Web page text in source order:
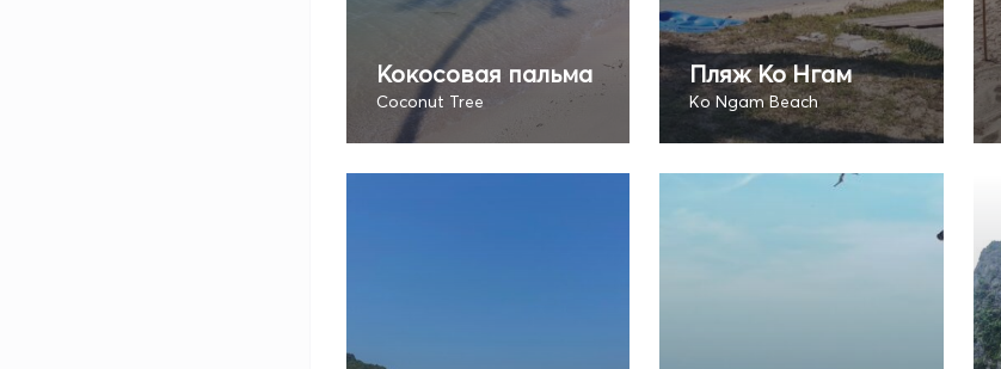
Кокосовая пальма
Coconut Tree
Пляж Ко Нгам
Ko Ngam Beach